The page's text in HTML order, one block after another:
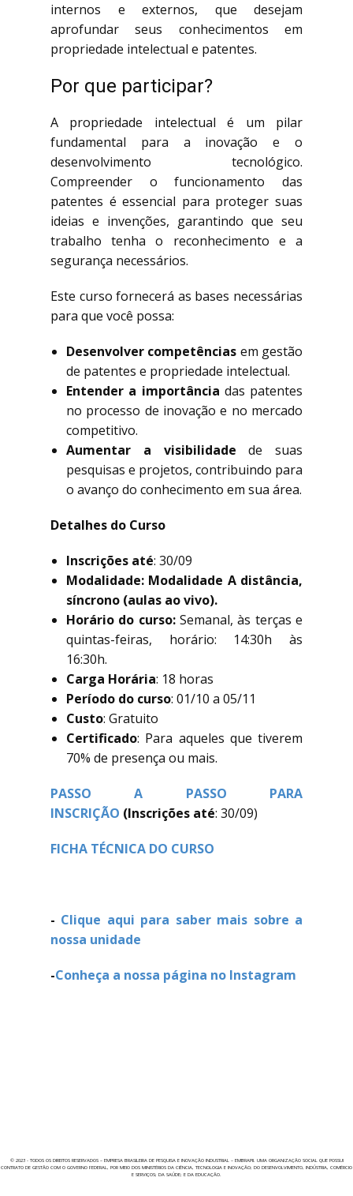
internos e externos, que desejam
aprofundar seus conhecimentos em
propriedade intelectual e patentes.
Por que participar?
A propriedade intelectual é um pilar
fundamental para a inovação e o
desenvolvimento tecnológico.
Compreender o funcionamento das
patentes é essencial para proteger suas
ideias e invenções, garantindo que seu
trabalho tenha o reconhecimento e a
segurança necessários.
Este curso fornecerá as bases necessárias
para que você possa:
Desenvolver competências em gestão
de patentes e propriedade intelectual.
Entender a importância das patentes
no processo de inovação e no mercado
competitivo.
Aumentar a visibilidade de suas
pesquisas e projetos, contribuindo para
o avanço do conhecimento em sua área.
Detalhes do Curso
Inscrições até: 30/09
Modalidade: Modalidade A distância,
síncrono (aulas ao vivo).
Horário do curso: Semanal, às terças e
quintas-feiras, horário: 14:30h às
16:30h.
Carga Horária: 18 horas
Período do curso: 01/10 a 05/11
Custo: Gratuito
Certificado: Para aqueles que tiverem
70% de presença ou mais.
PASSO A PASSO PARA
INSCRIÇÃO (Inscrições até: 30/09)
FICHA TÉCNICA DO CURSO
- Clique aqui para saber mais sobre a
nossa unidade
-Conheça a nossa página no Instagram
© 2023​ - TODOS OS DIREITOS RESERVADOS – EMPRESA BRASILEIRA DE PESQUISA E INOVAÇÃO INDUSTRIAL – EMBRAPII. UMA ORGANIZAÇÃO SOCIAL QUE POSSUI
CONTRATO DE GESTÃO COM O GOVERNO FEDERAL, POR MEIO DOS MINIS​TÉRIOS DA​​ CIÊNCIA, TECNOLOGIA E INOVAÇÃ​O; DO DESENVOLVIMENTO, INDÚSTRIA, COMÉRCIO
E SERVIÇOS; DA SAÚDE; E DA EDU​​CAÇÃO.